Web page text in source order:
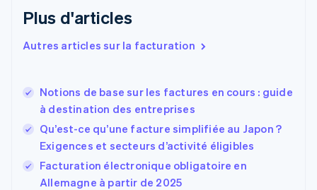
Plus d'articles
Autres articles sur la facturation
Notions de base sur les factures en cours : guide
à destination des entreprises
Qu’est-ce qu’une facture simplifiée au Japon ?
Exigences et secteurs d’activité éligibles
Facturation électronique obligatoire en
Allemagne à partir de 2025
Estonie
États-Unis
EnglishSvenska
France
Gibraltar
English
Grèce